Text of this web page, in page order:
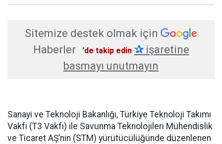
Sitemize destek olmak için
Haberler
'de takip edin ✰işaretine
basmayı unutmayın
Sanayi ve Teknoloji Bakanlığı, Türkiye Teknoloji Takımı
Vakfı (T3 Vakfı) ile Savunma Teknolojileri Mühendislik
ve Ticaret AŞ’nin (STM) yürütücülüğünde düzenlenen